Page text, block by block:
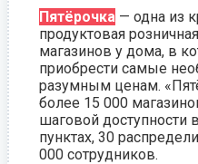
Пятёрочка — одна из
продуктовая
магазинов у дома, в
приобрести самые
разумным ценам.
более 15 000
шаговой доступности
пунктах, 30
000 сотрудников.